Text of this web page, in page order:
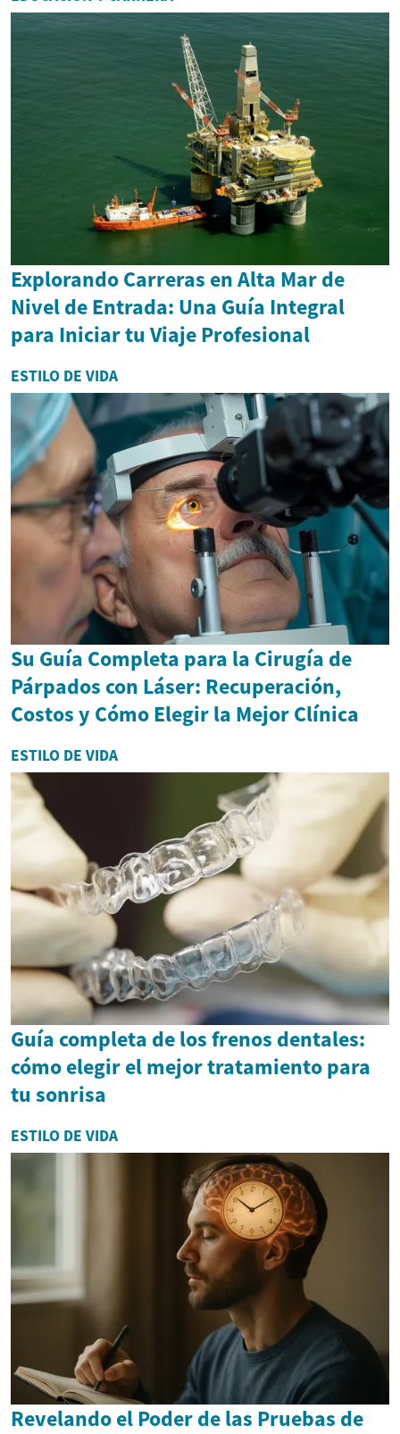
Explorando Carreras en Alta Mar de
Nivel de Entrada: Una Guía Integral
para Iniciar tu Viaje Profesional
ESTILO DE VIDA
Su Guía Completa para la Cirugía de
Párpados con Láser: Recuperación,
Costos y Cómo Elegir la Mejor Clínica
ESTILO DE VIDA
Guía completa de los frenos dentales:
cómo elegir el mejor tratamiento para
tu sonrisa
ESTILO DE VIDA
Revelando el Poder de las Pruebas de